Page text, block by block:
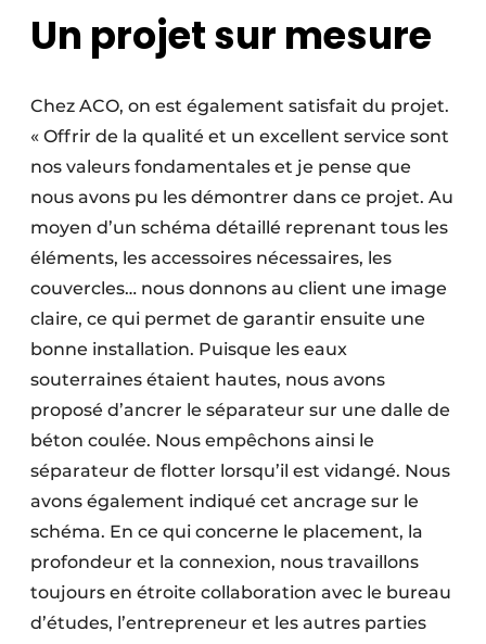
Un projet sur mesure
Chez ACO, on est également satisfait du projet.
« Offrir de la qualité et un excellent service sont
nos valeurs fondamentales et je pense que
nous avons pu les démontrer dans ce projet. Au
moyen d’un schéma détaillé reprenant tous les
éléments, les accessoires nécessaires, les
couvercles… nous donnons au client une image
claire, ce qui permet de garantir ensuite une
bonne installation. Puisque les eaux
souterraines étaient hautes, nous avons
proposé d’ancrer le séparateur sur une dalle de
béton coulée. Nous empêchons ainsi le
séparateur de flotter lorsqu’il est vidangé. Nous
avons également indiqué cet ancrage sur le
schéma. En ce qui concerne le placement, la
profondeur et la connexion, nous travaillons
toujours en étroite collaboration avec le bureau
d’études, l’entrepreneur et les autres parties